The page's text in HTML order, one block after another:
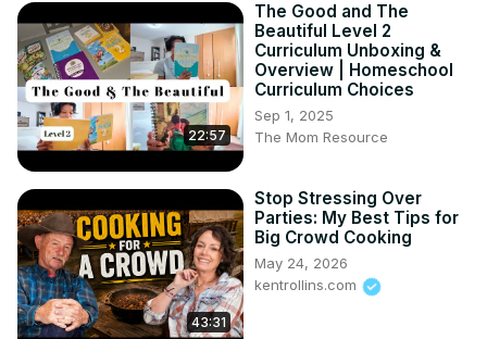
22:57
The Good and The
Beautiful Level 2
Curriculum Unboxing &
Overview | Homeschool
Curriculum Choices
Sep 1, 2025
The Mom Resource
43:31
Stop Stressing Over
Parties: My Best Tips for
Big Crowd Cooking
May 24, 2026
kentrollins.com